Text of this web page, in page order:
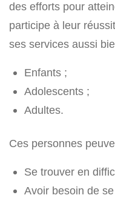
des efforts pour
participe à leur
ses services aussi
Enfants ;
Adolescents ;
Adultes.
Ces personnes
Se trouver en
Avoir besoin de